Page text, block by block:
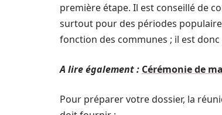
première étape. Il est conseillé de
surtout pour des périodes
fonction des communes ; il est donc
A lire également : Cérémonie de
Pour préparer votre dossier, la